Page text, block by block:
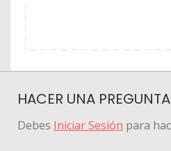
HACER UNA
Debes Iniciar Sesión para